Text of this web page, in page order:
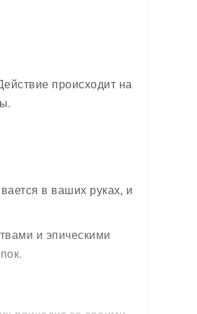
происходит на
в ваших руках, и
и эпическими